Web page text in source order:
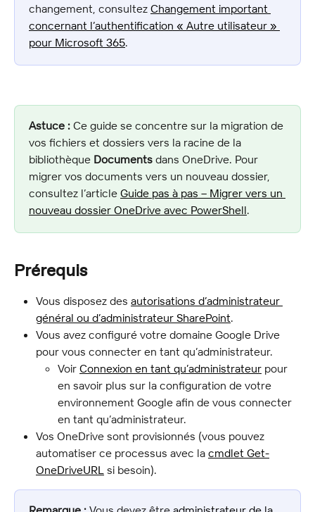
changement, consultez Changement important
concernant l’authentification « Autre utilisateur »
pour Microsoft 365.
Astuce : Ce guide se concentre sur la migration de
vos fichiers et dossiers vers la racine de la
bibliothèque Documents dans OneDrive. Pour
migrer vos documents vers un nouveau dossier,
consultez l’article Guide pas à pas – Migrer vers un
nouveau dossier OneDrive avec PowerShell.
Prérequis
Vous disposez des autorisations d’administrateur
général ou d’administrateur SharePoint.
Vous avez configuré votre domaine Google Drive
pour vous connecter en tant qu’administrateur.
Voir Connexion en tant qu’administrateur pour
en savoir plus sur la configuration de votre
environnement Google afin de vous connecter
en tant qu’administrateur.
Vos OneDrive sont provisionnés (vous pouvez
automatiser ce processus avec la cmdlet Get-
OneDriveURL si besoin).